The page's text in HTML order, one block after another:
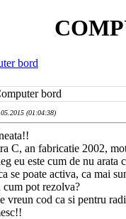
bord
bord
(01:04:38)
C, an fabricatie 2002,
eu este cum de nu
se poate activa, ca mai
cum pot rezolva?
vreun cod ca si pentru